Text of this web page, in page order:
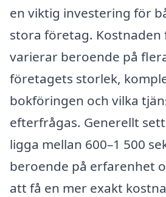
en viktig investering för
stora företag. Kostnaden
varierar beroende på
företagets storlek,
bokföringen och vilka
efterfrågas. Generellt
ligga mellan 600–1 500
beroende på erfarenhet
att få en mer exakt